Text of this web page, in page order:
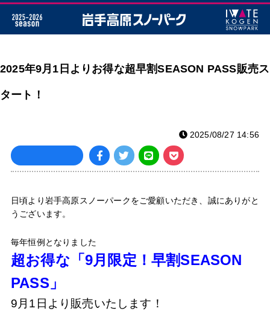
2025年9月1日よりお得な超早割SEASON PASS販売ス
タート！
2025/08/27 14:56
日頃より岩手高原スノーパークをご愛顧いただき、誠にありがと
うございます。
毎年恒例となりました
超お得な「9月限定！早割SEASON
PASS」
9月1日より販売いたします！